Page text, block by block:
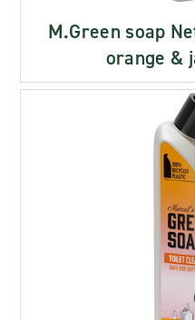
M.Green soap
orange &